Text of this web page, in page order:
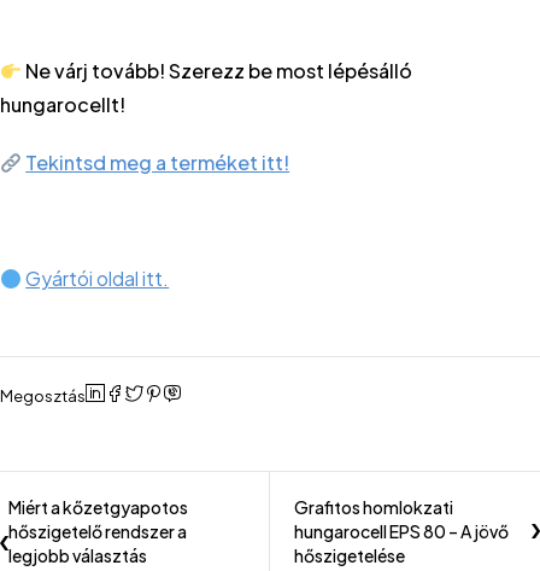
Ne várj tovább! Szerezz be most lépésálló
hungarocellt!
Tekintsd meg a terméket itt!
Gyártói oldal itt.
Megosztás
Miért a kőzetgyapotos
hőszigetelő rendszer a
legjobb választás
Grafitos homlokzati
hungarocell EPS 80 – A jövő
hőszigetelése